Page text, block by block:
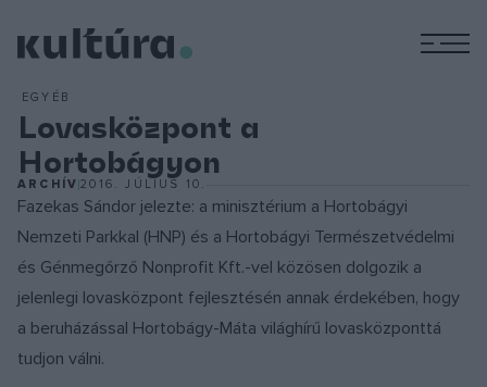
EGYÉB
Lovasközpont a
Hortobágyon
ARCHÍV2016. JÚLIUS 10.
Fazekas Sándor jelezte: a minisztérium a Hortobágyi
Nemzeti Parkkal (HNP) és a Hortobágyi Természetvédelmi
és Génmegőrző Nonprofit Kft.-vel közösen dolgozik a
jelenlegi lovasközpont fejlesztésén annak érdekében, hogy
a beruházással Hortobágy-Máta világhírű lovasközponttá
tudjon válni.